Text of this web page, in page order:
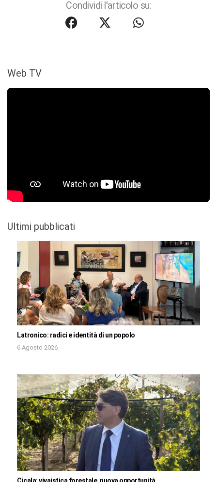
Condividi l'articolo su:
Web TV
Ultimi pubblicati
Latronico: radici e identità di un popolo
6 Agosto 2026
Cicala: vivaistica forestale, nuova opportunità